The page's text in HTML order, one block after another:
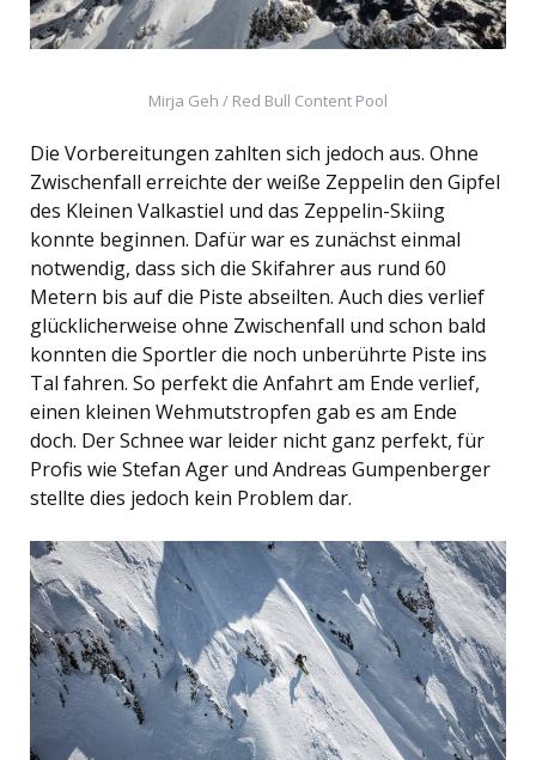
Mirja Geh / Red Bull Content Pool
Die Vorbereitungen zahlten sich jedoch aus. Ohne
Zwischenfall erreichte der weiße Zeppelin den Gipfel
des Kleinen Valkastiel und das Zeppelin-Skiing
konnte beginnen. Dafür war es zunächst einmal
notwendig, dass sich die Skifahrer aus rund 60
Metern bis auf die Piste abseilten. Auch dies verlief
glücklicherweise ohne Zwischenfall und schon bald
konnten die Sportler die noch unberührte Piste ins
Tal fahren. So perfekt die Anfahrt am Ende verlief,
einen kleinen Wehmutstropfen gab es am Ende
doch. Der Schnee war leider nicht ganz perfekt, für
Profis wie Stefan Ager und Andreas Gumpenberger
stellte dies jedoch kein Problem dar.